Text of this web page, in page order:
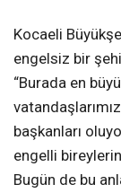
Kocaeli
engelsiz bir
“Burada en
başkanları
engelli
Bugün de bu